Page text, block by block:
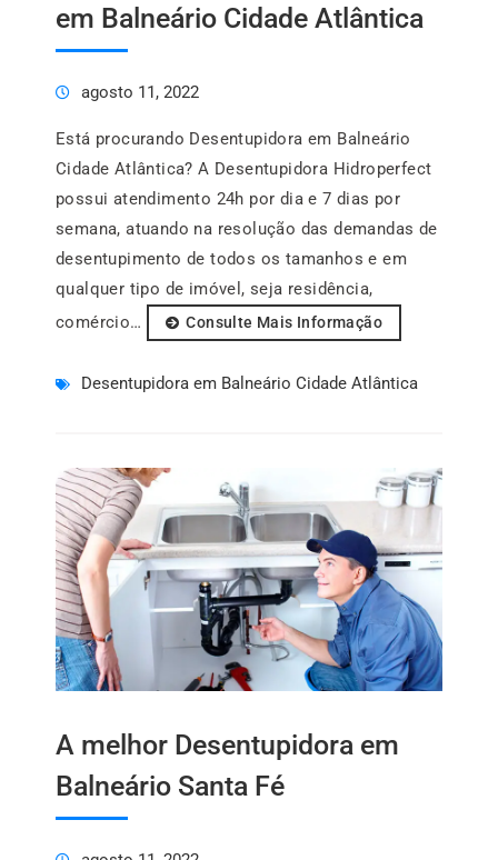
em Balneário Cidade Atlântica
agosto 11, 2022
Está procurando Desentupidora em Balneário
Cidade Atlântica? A Desentupidora Hidroperfect
possui atendimento 24h por dia e 7 dias por
semana, atuando na resolução das demandas de
desentupimento de todos os tamanhos e em
qualquer tipo de imóvel, seja residência,
comércio…
Consulte Mais Informação
Desentupidora em Balneário Cidade Atlântica
A melhor Desentupidora em
Balneário Santa Fé